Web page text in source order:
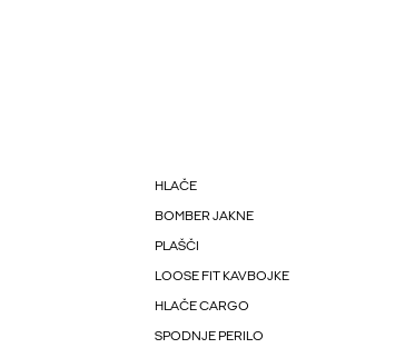
HLAČE
BOMBER JAKNE
PLAŠČI
LOOSE FIT KAVBOJKE
HLAČE CARGO
SPODNJE PERILO